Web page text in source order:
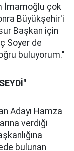
İmamoğlu çok
Büyükşehir'i
Başkan için
Soyer de
buluyorum."
Adayı Hamza
verdiği
bulunan